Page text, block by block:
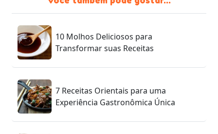
10 Molhos Deliciosos para
Transformar suas Receitas
7 Receitas Orientais para uma
Experiência Gastronômica Única